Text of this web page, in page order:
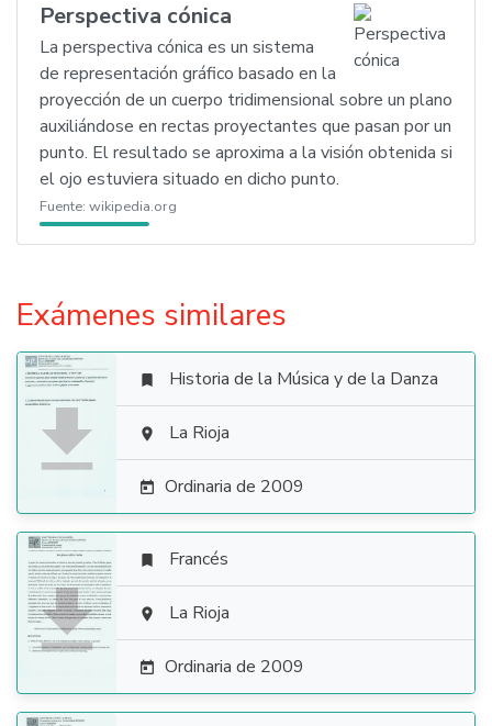
Perspectiva cónica
La perspectiva cónica es un sistema
de representación gráfico basado en la
proyección de un cuerpo tridimensional sobre un plano
auxiliándose en rectas proyectantes que pasan por un
punto. El resultado se aproxima a la visión obtenida si
el ojo estuviera situado en dicho punto.
Fuente: wikipedia.org
Exámenes similares

 Historia de la Música y de la Danza
 La Rioja
 Ordinaria de 2009

 Francés
 La Rioja
 Ordinaria de 2009